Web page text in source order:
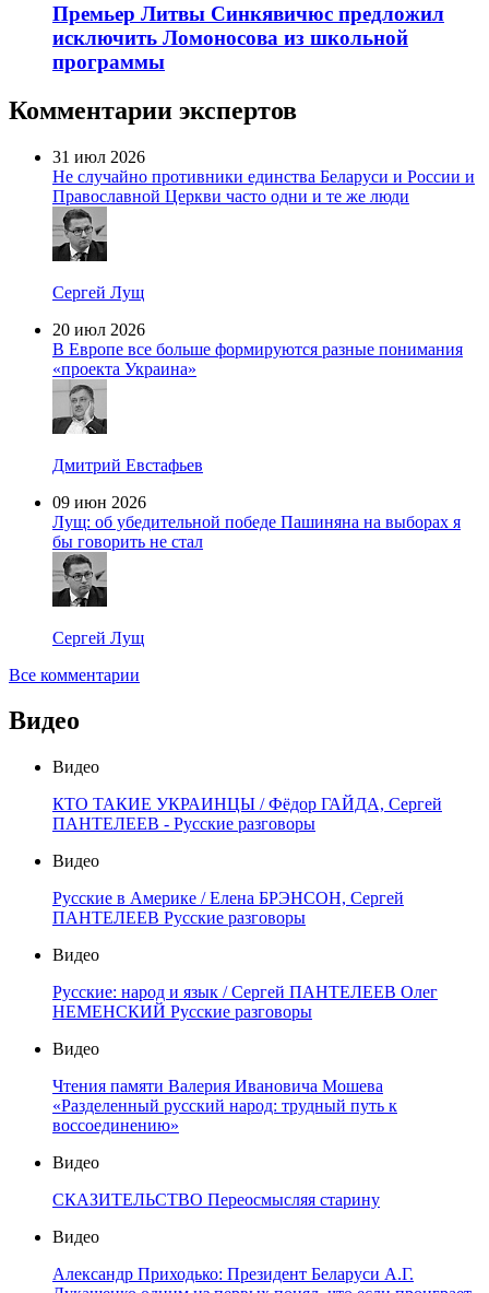
Премьер Литвы Синкявичюс предложил
исключить Ломоносова из школьной
программы
Комментарии экспертов
31 июл 2026
Не случайно противники единства Беларуси и России и
Православной Церкви часто одни и те же люди
Сергей Лущ
20 июл 2026
В Европе все больше формируются разные понимания
«проекта Украина»
Дмитрий Евстафьев
09 июн 2026
Лущ: об убедительной победе Пашиняна на выборах я
бы говорить не стал
Сергей Лущ
Все комментарии
Видео
Видео
КТО ТАКИЕ УКРАИНЦЫ / Фёдор ГАЙДА, Сергей
ПАНТЕЛЕЕВ - Русские разговоры
Видео
Русские в Америке / Елена БРЭНСОН, Сергей
ПАНТЕЛЕЕВ Русские разговоры
Видео
Русские: народ и язык / Сергей ПАНТЕЛЕЕВ Олег
НЕМЕНСКИЙ Русские разговоры
Видео
Чтения памяти Валерия Ивановича Мошева
«Разделенный русский народ: трудный путь к
воссоединению»
Видео
СКАЗИТЕЛЬСТВО Переосмысляя старину
Видео
Александр Приходько: Президент Беларуси А.Г.